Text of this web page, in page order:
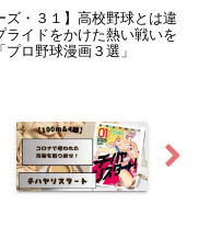
ズ・３１】高校野球とは違
ライドをかけた熱い戦いを
ロ野球漫画３選」